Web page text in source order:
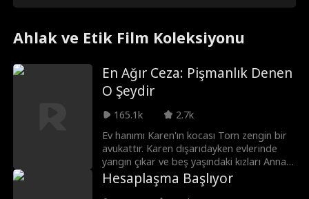
Ahlak ve Etik Film Koleksiyonu
En Ağır Ceza: Pişmanlık Denen
O Şeydir
165.1k
2.7k
Ev hanımı Karen'ın kocası Tom zengin bir
avukattır. Karen dışarıdayken evlerinde
yangın çıkar ve beş yaşındaki kızları Anna
düşerek ölümcül şekilde yaralanır.
Yardımsever Merry, itfaiye şefi Bob'un
Hesaplaşma Başlıyor